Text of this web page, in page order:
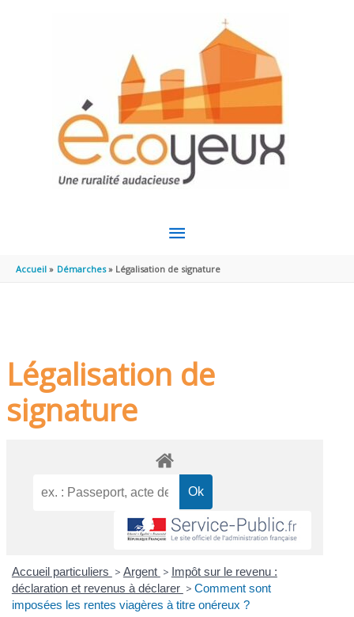
MENU
PRINCIPAL
Accueil Démarches Légalisation de signature
Légalisation de
signature
Accueil particuliers > Argent > Impôt sur le revenu :
déclaration et revenus à déclarer > Comment sont
imposées les rentes viagères à titre onéreux ?